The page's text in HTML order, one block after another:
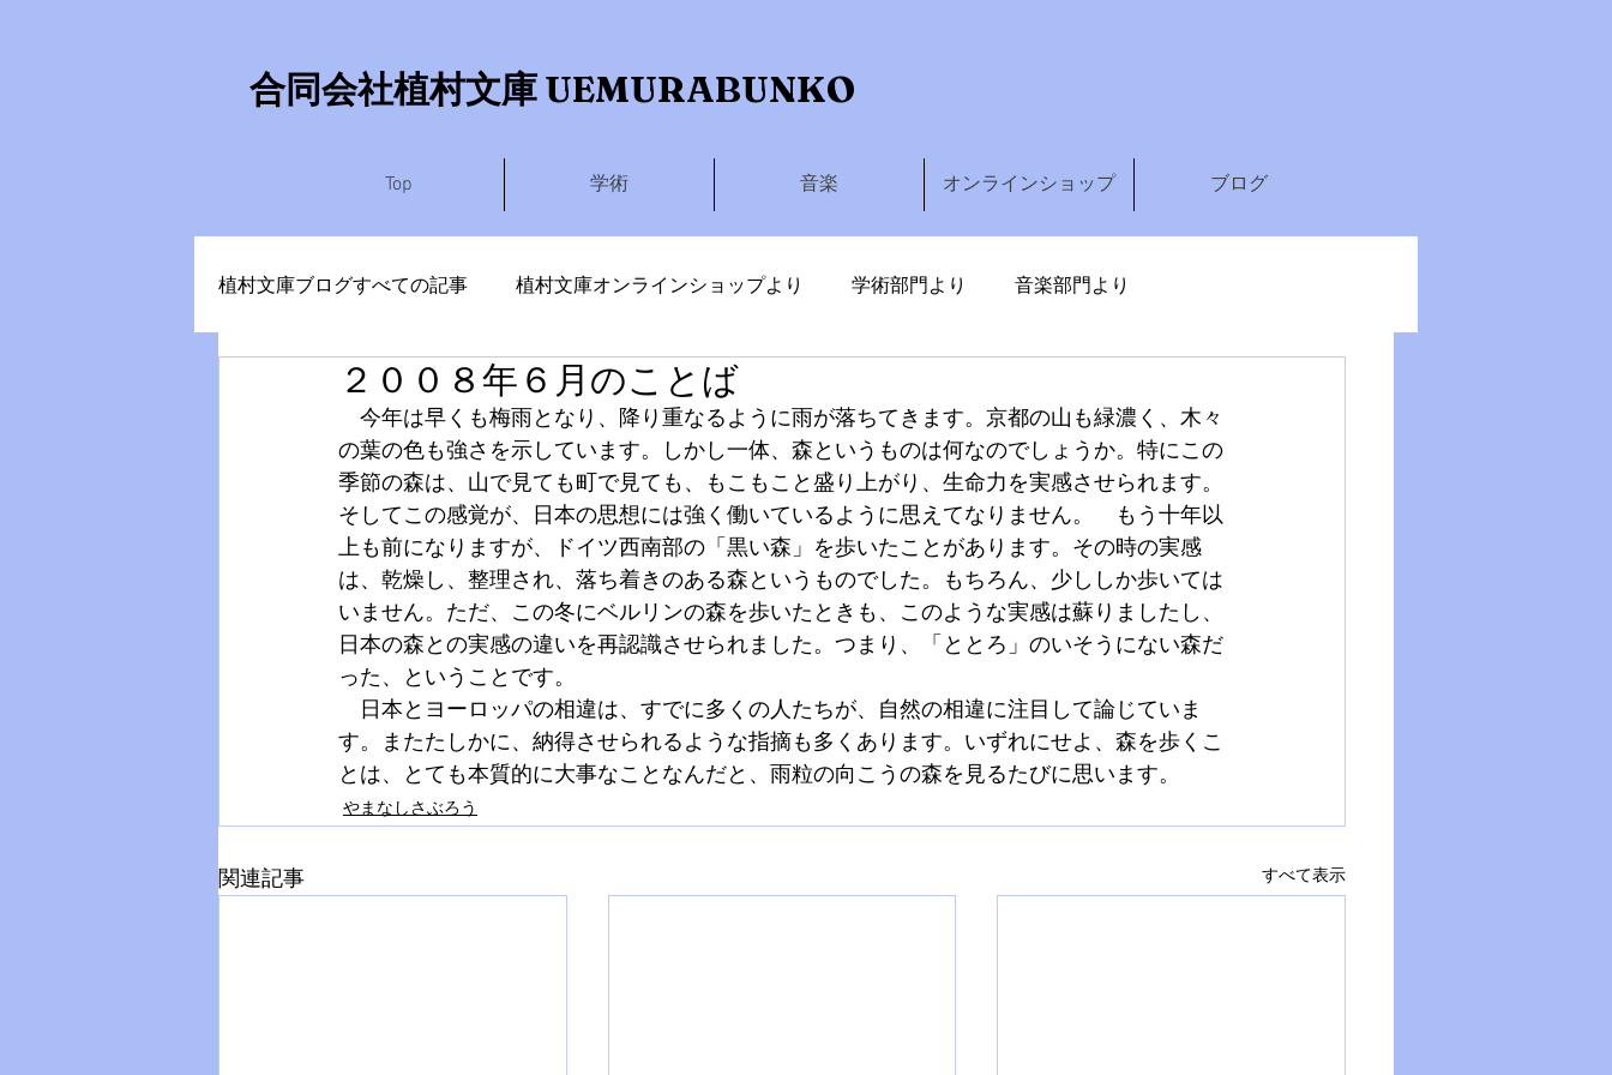
​合同会社植村文庫 UEMURABUNKO
Top 学術 音楽 オンラインショップ ブログ
植村文庫ブログすべての記事 植村文庫オンラインショップより 学術部門より 音楽部門より
やまなしさぶろう かめいしわたる
２００８年６月のことば
今年は早くも梅雨となり、降り重なるように雨が落ちてきます。京都の山も緑濃く、木々
の葉の色も強さを示しています。しかし一体、森というものは何なのでしょうか。特にこの
季節の森は、山で見ても町で見ても、もこもこと盛り上がり、生命力を実感させられます。
そしてこの感覚が、日本の思想には強く働いているように思えてなりません。　もう十年以
上も前になりますが、ドイツ西南部の「黒い森」を歩いたことがあります。その時の実感
は、乾燥し、整理され、落ち着きのある森というものでした。もちろん、少ししか歩いては
いません。ただ、この冬にベルリンの森を歩いたときも、このような実感は蘇りましたし、
日本の森との実感の違いを再認識させられました。つまり、「ととろ」のいそうにない森だ
った、ということです。
日本とヨーロッパの相違は、すでに多くの人たちが、自然の相違に注目して論じていま
す。またたしかに、納得させられるような指摘も多くあります。いずれにせよ、森を歩くこ
とは、とても本質的に大事なことなんだと、雨粒の向こうの森を見るたびに思います。
やまなしさぶろう
関連記事 すべて表示